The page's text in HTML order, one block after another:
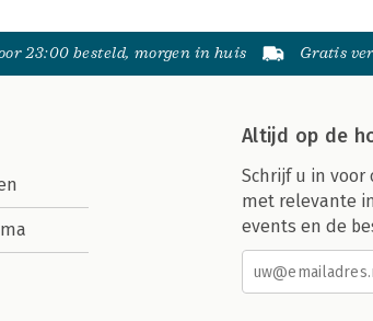
23:00 besteld, morgen in huis Gratis
Altijd op de
Schrijf u in
met relevante
events en de